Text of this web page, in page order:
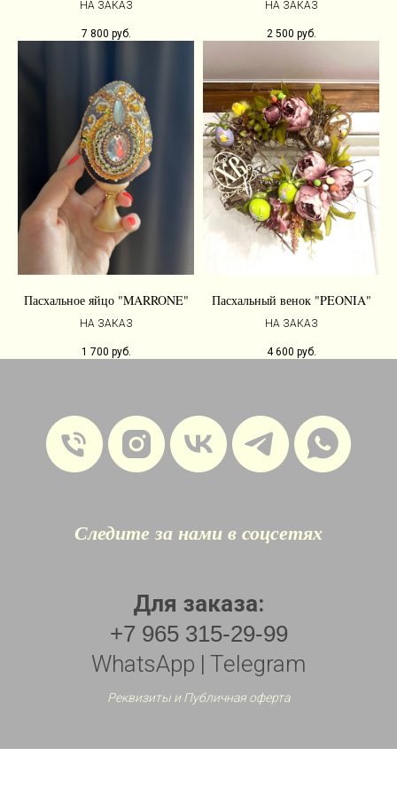
НА ЗАКАЗ
7 800 руб.
НА ЗАКАЗ
2 500 руб.
Пасхальное яйцо "MARRONE"
НА ЗАКАЗ
1 700 руб.
Пасхальный венок "PEONIA"
НА ЗАКАЗ
4 600 руб.
Следите за нами в соцсетях
Для заказа:
+7 965 315-29-99
WhatsApp | Telegram
Реквизиты и Публичная оферта